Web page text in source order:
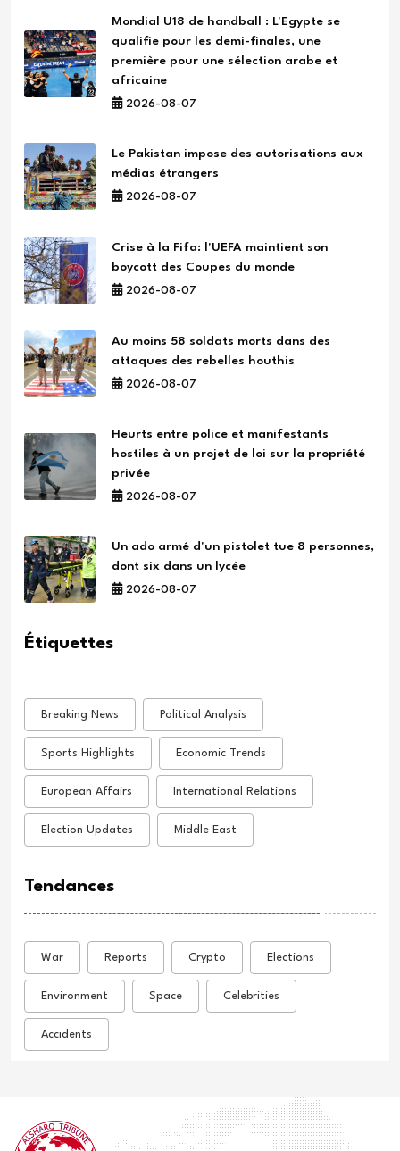
Mondial U18 de handball : L'Egypte se
qualifie pour les demi-finales, une
première pour une sélection arabe et
africaine
2026-08-07
Le Pakistan impose des autorisations aux
médias étrangers
2026-08-07
Crise à la Fifa: l'UEFA maintient son
boycott des Coupes du monde
2026-08-07
Au moins 58 soldats morts dans des
attaques des rebelles houthis
2026-08-07
Heurts entre police et manifestants
hostiles à un projet de loi sur la propriété
privée
2026-08-07
Un ado armé d'un pistolet tue 8 personnes,
dont six dans un lycée
2026-08-07
Étiquettes
Breaking News Political Analysis
Sports Highlights Economic Trends
European Affairs International Relations
Election Updates Middle East
Tendances
War Reports Crypto Elections
Environment Space Celebrities
Accidents